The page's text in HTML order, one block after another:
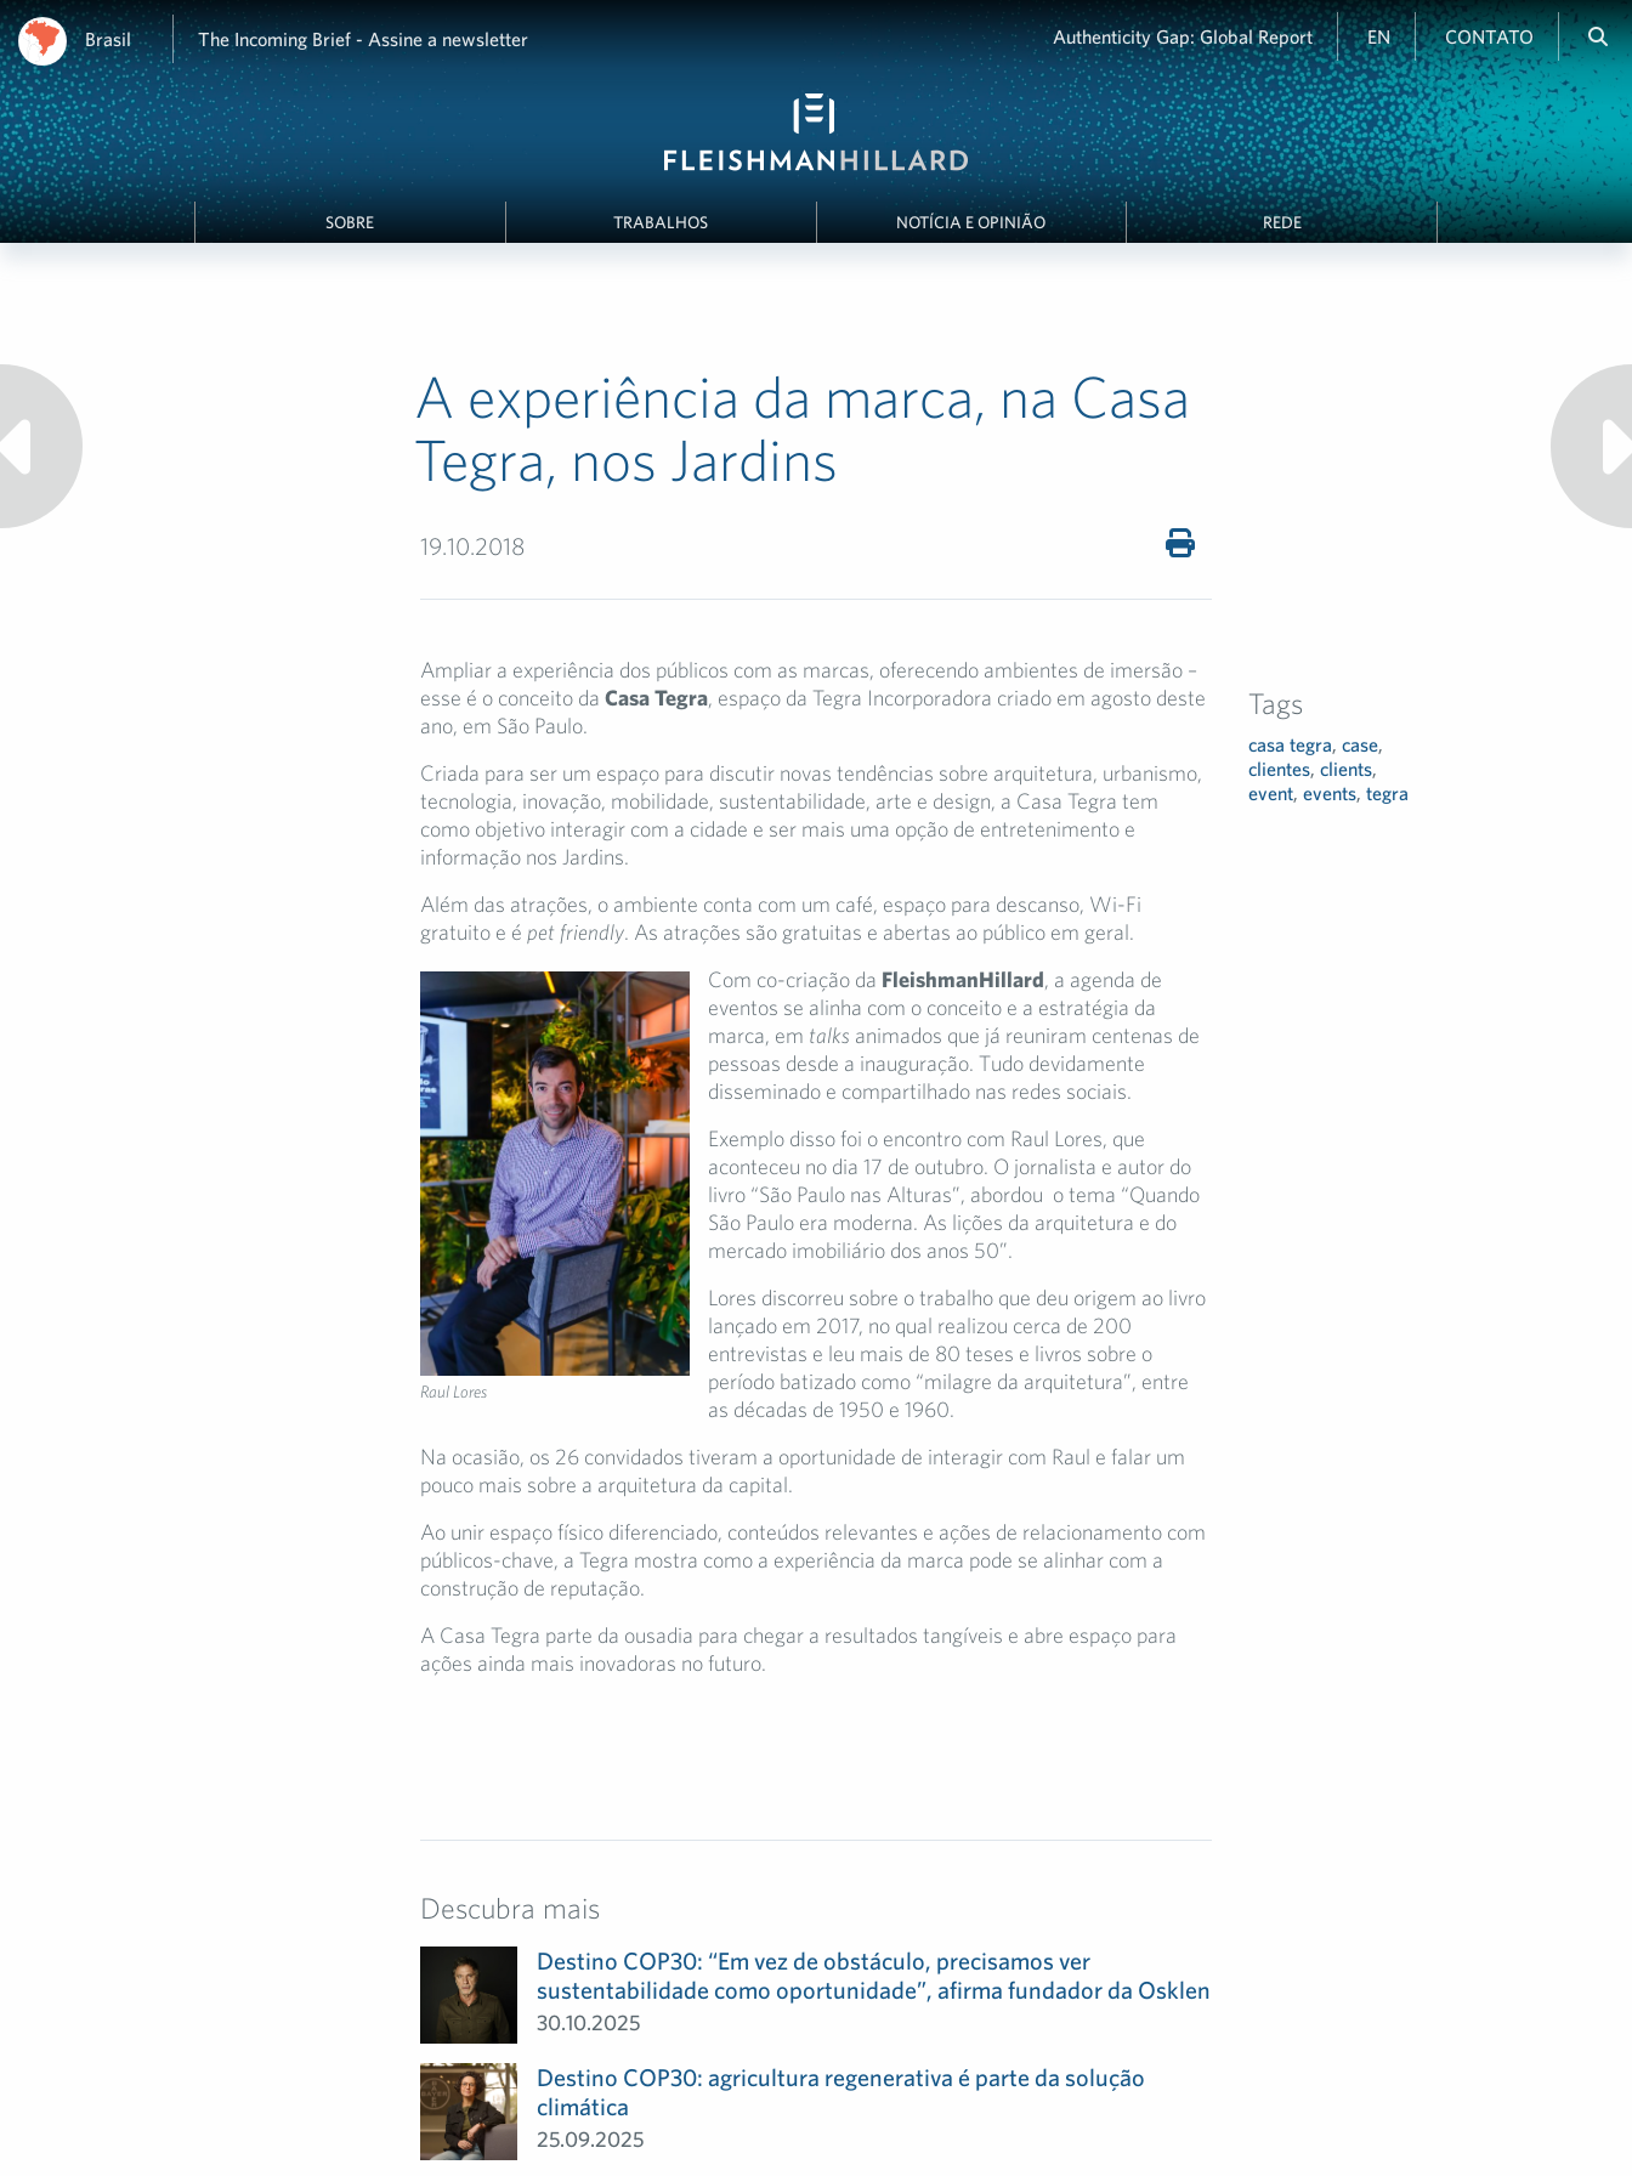
Brasil The Incoming Brief - Assine a newsletter Authenticity Gap: Global Report EN CONTATO
SOBRE TRABALHOS NOTÍCIA E OPINIÃO REDE
A experiência da marca, na Casa
Tegra, nos Jardins
19.10.2018
Ampliar a experiência dos públicos com as marcas, oferecendo ambientes de imersão –
esse é o conceito da Casa Tegra, espaço da Tegra Incorporadora criado em agosto deste
ano, em São Paulo.
Criada para ser um espaço para discutir novas tendências sobre arquitetura, urbanismo,
tecnologia, inovação, mobilidade, sustentabilidade, arte e design, a Casa Tegra tem
como objetivo interagir com a cidade e ser mais uma opção de entretenimento e
informação nos Jardins.
Além das atrações, o ambiente conta com um café, espaço para descanso, Wi-Fi
gratuito e é pet friendly. As atrações são gratuitas e abertas ao público em geral.
Raul Lores
Com co-criação da FleishmanHillard, a agenda de
eventos se alinha com o conceito e a estratégia da
marca, em talks animados que já reuniram centenas de
pessoas desde a inauguração. Tudo devidamente
disseminado e compartilhado nas redes sociais.
Exemplo disso foi o encontro com Raul Lores, que
aconteceu no dia 17 de outubro. O jornalista e autor do
livro “São Paulo nas Alturas”, abordou o tema “Quando
São Paulo era moderna. As lições da arquitetura e do
mercado imobiliário dos anos 50”.
Lores discorreu sobre o trabalho que deu origem ao livro
lançado em 2017, no qual realizou cerca de 200
entrevistas e leu mais de 80 teses e livros sobre o
período batizado como “milagre da arquitetura”, entre
as décadas de 1950 e 1960.
Na ocasião, os 26 convidados tiveram a oportunidade de interagir com Raul e falar um
pouco mais sobre a arquitetura da capital.
Ao unir espaço físico diferenciado, conteúdos relevantes e ações de relacionamento com
públicos-chave, a Tegra mostra como a experiência da marca pode se alinhar com a
construção de reputação.
A Casa Tegra parte da ousadia para chegar a resultados tangíveis e abre espaço para
ações ainda mais inovadoras no futuro.
Tags
casa tegra,case,
clientes,clients,
event,events,tegra
Descubra mais
Destino COP30: “Em vez de obstáculo, precisamos ver
sustentabilidade como oportunidade”, afirma fundador da Osklen
30.10.2025
Destino COP30: agricultura regenerativa é parte da solução
climática
25.09.2025